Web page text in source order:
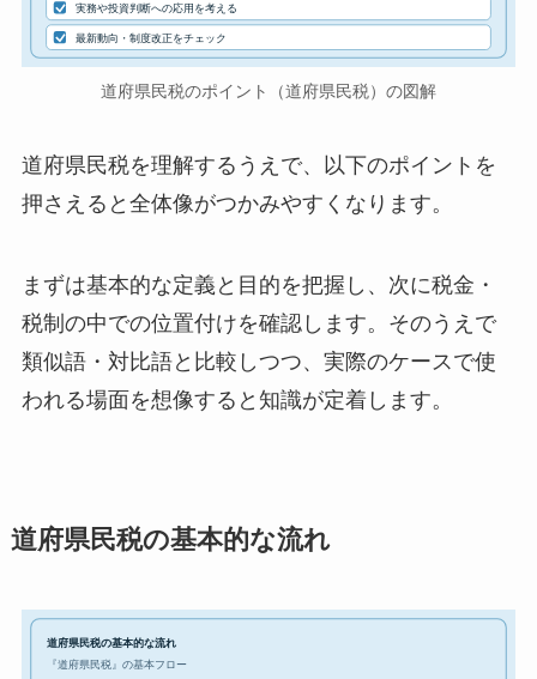
実務や投資判断への応用を考える
最新動向・制度改正をチェック
道府県民税のポイント（道府県民税）の図解
道府県民税を理解するうえで、以下のポイントを
押さえると全体像がつかみやすくなります。
まずは基本的な定義と目的を把握し、次に税金・
税制の中での位置付けを確認します。そのうえで
類似語・対比語と比較しつつ、実際のケースで使
われる場面を想像すると知識が定着します。
道府県民税の基本的な流れ
道府県民税の基本的な流れ
『道府県民税』の基本フロー